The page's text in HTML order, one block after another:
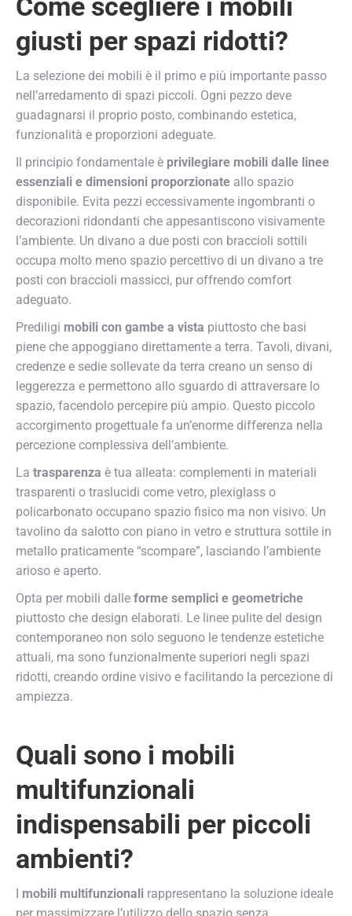
Come scegliere i mobili
giusti per spazi ridotti?
La selezione dei mobili è il primo e più importante passo
nell’arredamento di spazi piccoli. Ogni pezzo deve
guadagnarsi il proprio posto, combinando estetica,
funzionalità e proporzioni adeguate.
Il principio fondamentale è privilegiare mobili dalle linee
essenziali e dimensioni proporzionate allo spazio
disponibile. Evita pezzi eccessivamente ingombranti o
decorazioni ridondanti che appesantiscono visivamente
l’ambiente. Un divano a due posti con braccioli sottili
occupa molto meno spazio percettivo di un divano a tre
posti con braccioli massicci, pur offrendo comfort
adeguato.
Prediligi mobili con gambe a vista piuttosto che basi
piene che appoggiano direttamente a terra. Tavoli, divani,
credenze e sedie sollevate da terra creano un senso di
leggerezza e permettono allo sguardo di attraversare lo
spazio, facendolo percepire più ampio. Questo piccolo
accorgimento progettuale fa un’enorme differenza nella
percezione complessiva dell’ambiente.
La trasparenza è tua alleata: complementi in materiali
trasparenti o traslucidi come vetro, plexiglass o
policarbonato occupano spazio fisico ma non visivo. Un
tavolino da salotto con piano in vetro e struttura sottile in
metallo praticamente “scompare”, lasciando l’ambiente
arioso e aperto.
Opta per mobili dalle forme semplici e geometriche
piuttosto che design elaborati. Le linee pulite del design
contemporaneo non solo seguono le tendenze estetiche
attuali, ma sono funzionalmente superiori negli spazi
ridotti, creando ordine visivo e facilitando la percezione di
ampiezza.
Quali sono i mobili
multifunzionali
indispensabili per piccoli
ambienti?
I mobili multifunzionali rappresentano la soluzione ideale